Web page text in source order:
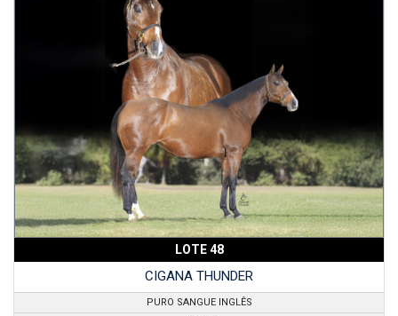
LOTE 48
CIGANA THUNDER
PURO SANGUE INGLÊS